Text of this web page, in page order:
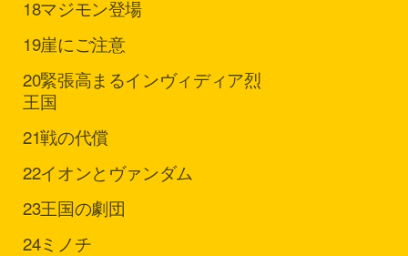
18マジモン登場
19崖にご注意
20緊張高まるインヴィディア烈
王国
21戦の代償
22イオンとヴァンダム
23王国の劇団
24ミノチ